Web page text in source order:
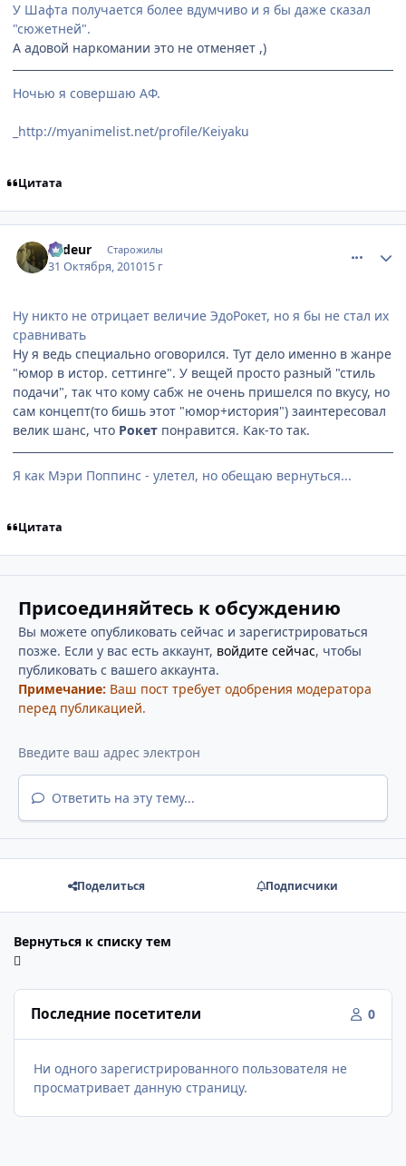
У Шафта получается более вдумчиво и я бы даже сказал
"сюжетней".
А адовой наркомании это не отменяет ,)
Ночью я совершаю АФ.
_http://myanimelist.net/profile/Keiyaku
Цитата
Ardeur Старожилы
31 Октября, 201015 г
Ну никто не отрицает величие ЭдоРокет, но я бы не стал их
сравнивать
Ну я ведь специально оговорился. Тут дело именно в жанре
"юмор в истор. сеттинге". У вещей просто разный "стиль
подачи", так что кому сабж не очень пришелся по вкусу, но
сам концепт(то бишь этот "юмор+история") заинтересовал
велик шанс, что Рокет понравится. Как-то так.
Я как Мэри Поппинс - улетел, но обещаю вернуться...
Цитата
Присоединяйтесь к обсуждению
Вы можете опубликовать сейчас и зарегистрироваться
позже. Если у вас есть аккаунт, войдите сейчас, чтобы
публиковать с вашего аккаунта.
Примечание: Ваш пост требует одобрения модератора
перед публикацией.
Ответить на эту тему...
Поделиться Подписчики
Вернуться к списку тем
Последние посетители 0
Ни одного зарегистрированного пользователя не
просматривает данную страницу.